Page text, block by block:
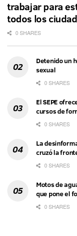
trabajar para
todos los
0 SHARES
Detenido un
sexual
0 SHARES
El SEPE
cursos de
0 SHARES
La
cruzó la
0 SHARES
Motos de
que pone el
0 SHARES